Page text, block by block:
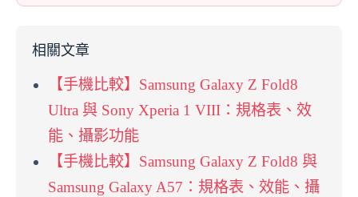
相關文章
【手機比較】Samsung Galaxy Z Fold8
Ultra 與 Sony Xperia 1 VIII：規格表、效
能、攝影功能
【手機比較】Samsung Galaxy Z Fold8 與
Samsung Galaxy A57：規格表、效能、攝